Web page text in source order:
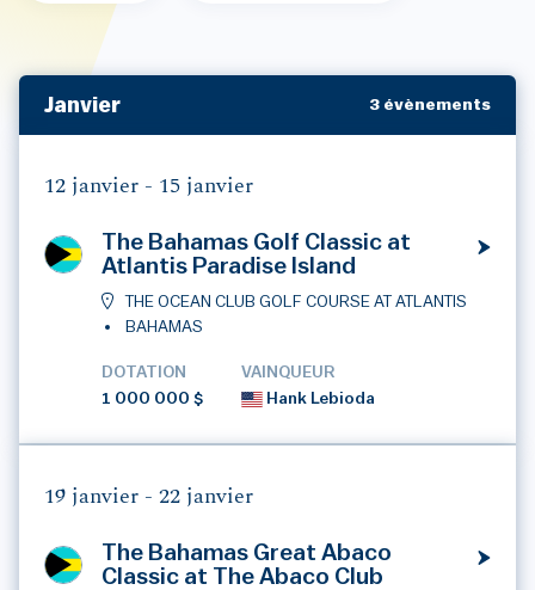
Janvier 3 évènements
12 janvier - 15 janvier
The Bahamas Golf Classic at
Atlantis Paradise Island
THE OCEAN CLUB GOLF COURSE AT ATLANTIS
BAHAMAS
DOTATION
1 000 000 $
VAINQUEUR
Hank Lebioda
19 janvier - 22 janvier
The Bahamas Great Abaco
Classic at The Abaco Club